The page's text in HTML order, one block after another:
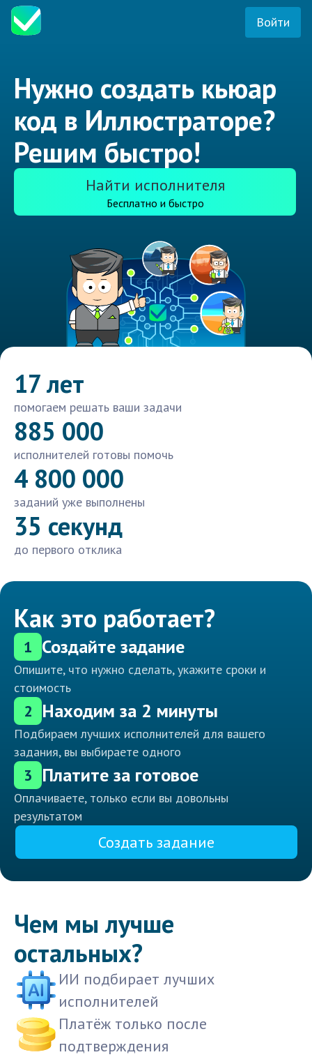
Войти
Нужно создать кьюар
код в Иллюстраторе?
Решим быстро!
Найти исполнителя
Бесплатно и быстро
17 лет
помогаем решать ваши задачи
885 000
исполнителей готовы помочь
4 800 000
заданий уже выполнены
35 секунд
до первого отклика
Как это работает?
1 Создайте задание
Опишите, что нужно сделать, укажите сроки и
стоимость
2 Находим за 2 минуты
Подбираем лучших исполнителей для вашего
задания, вы выбираете одного
3 Платите за готовое
Оплачиваете, только если вы довольны
результатом
Создать задание
Чем мы лучше
остальных?
ИИ подбирает лучших
исполнителей
Платёж только после
подтверждения